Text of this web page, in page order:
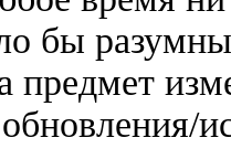
бы
предмет